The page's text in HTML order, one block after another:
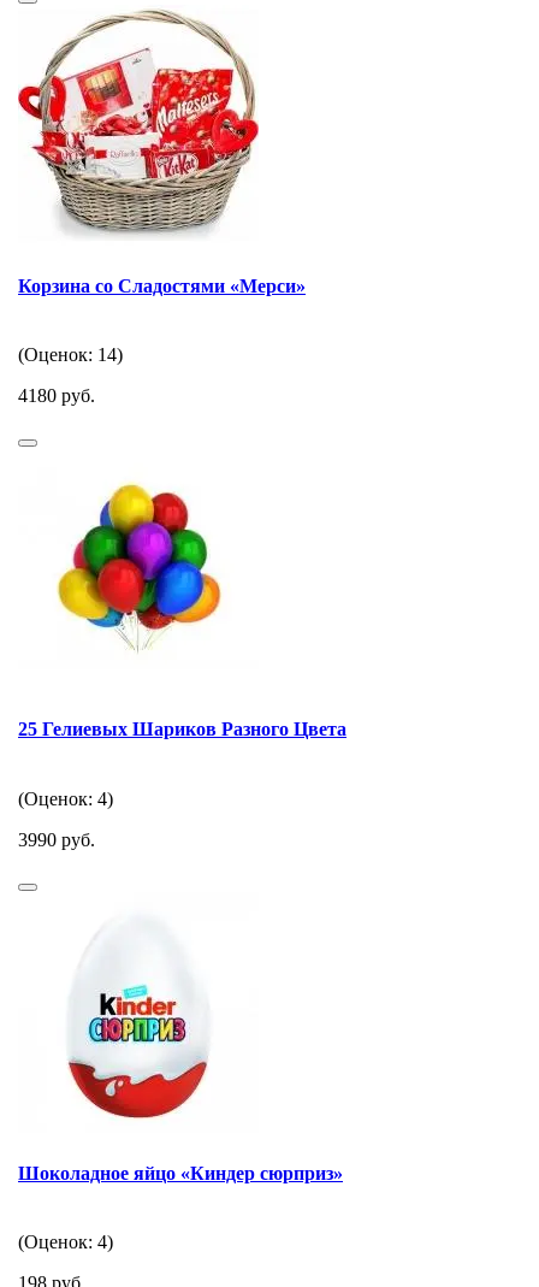
Корзина со Сладостями «Мерси»
(Оценок: 14)
4180 руб.
25 Гелиевых Шариков Разного Цвета
(Оценок: 4)
3990 руб.
Шоколадное яйцо «Киндер сюрприз»
(Оценок: 4)